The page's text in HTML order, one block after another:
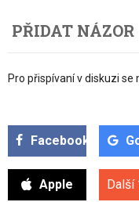
PŘIDAT NÁZOR
Pro přispívaní v diskuzi se
Facebook
Apple Další